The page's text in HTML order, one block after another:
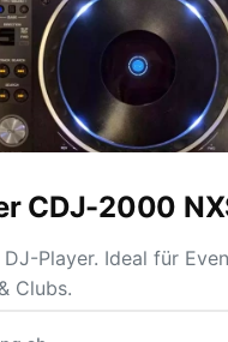
CDJ-2000
Player. Ideal für
Clubs.